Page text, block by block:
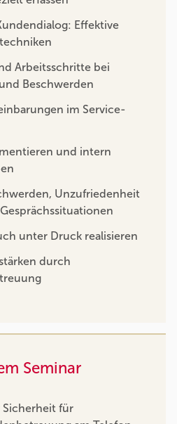
Effektive
Arbeitsschritte bei
Beschwerden
im Service-
und intern
Unzufriedenheit
unter Druck realisieren
durch
Seminar
Sicherheit für